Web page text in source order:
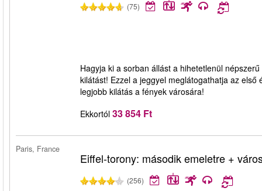
(75)
Hagyja ki a sorban állást a hihetetlenül
kilátást! Ezzel a jeggyel meglátogathatja az
legjobb kilátás a fények városára!
Ekkortól 33 854 Ft
Paris, France
Eiffel-torony: második emeletre +
(256)